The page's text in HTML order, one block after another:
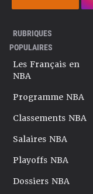
RUBRIQUES
POPULAIRES
Les Français en
NBA
Programme NBA
Classements NBA
Salaires NBA
Playoffs NBA
Dossiers NBA